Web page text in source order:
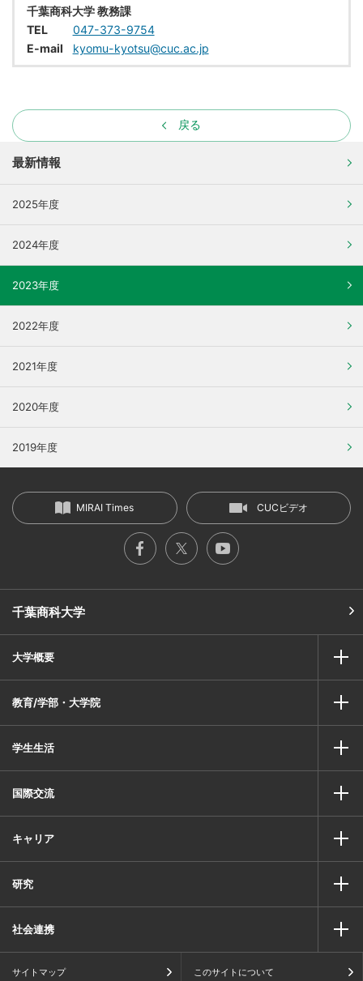
千葉商科大学 教務課
TEL
047-373-9754
E-mail
kyomu-kyotsu@cuc.ac.jp
戻る
最新情報
2025年度
2024年度
2023年度
2022年度
2021年度
2020年度
2019年度
千葉商科大学
MIRAI Times CUCビデオ
大学概要
教育/学部・大学院
学生生活
国際交流
キャリア
研究
社会連携
サイトマップ このサイトについて